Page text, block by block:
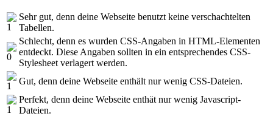
Sehr gut, denn deine Webseite benutzt keine verschachtelten
Tabellen.
Schlecht, denn es wurden CSS-Angaben in HTML-Elementen
entdeckt. Diese Angaben sollten in ein entsprechendes CSS-
Stylesheet verlagert werden.
Gut, denn deine Webseite enthält nur wenig CSS-Dateien.
Perfekt, denn deine Webseite enthät nur wenig Javascript-
Dateien.